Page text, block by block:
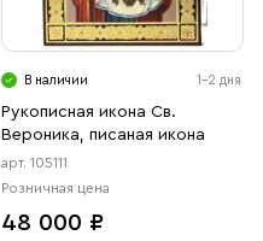
В наличии 1-2 дня
Рукописная икона Св.
Вероника, писаная икона
арт. 105111
Розничная цена
48 000 ₽